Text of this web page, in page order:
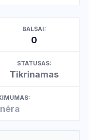
BALSAI:
0
STATUSAS:
Tikrinamas